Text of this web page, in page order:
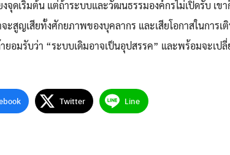
งจุดเริ่มต้น แต่ถ้าระบบและวัฒนธรรมองค์กรไม่เปิดรับ เขา
ะสูญเสียทั้งศักยภาพของบุคลากร และเสียโอกาสในการเ
ยอมรับว่า “ระบบเดิมอาจเป็นอุปสรรค” และพร้อมจะเป
Twitter Line